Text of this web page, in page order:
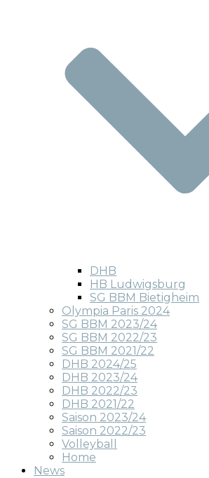
DHB
HB Ludwigsburg
SG BBM Bietigheim
Olympia Paris 2024
SG BBM 2023/24
SG BBM 2022/23
SG BBM 2021/22
DHB 2024/25
DHB 2023/24
DHB 2022/23
DHB 2021/22
Saison 2023/24
Saison 2022/23
Volleyball
Home
News